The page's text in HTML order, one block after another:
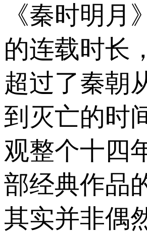
《秦时明月
的连载时长
超过了秦朝
到灭亡的时
观整个十四
部经典作品
其实并非偶